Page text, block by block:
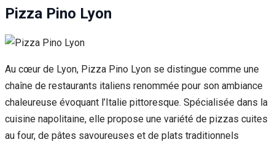
Pizza Pino Lyon
Au cœur de Lyon, Pizza Pino Lyon se distingue comme une
chaîne de restaurants italiens renommée pour son ambiance
chaleureuse évoquant l’Italie pittoresque. Spécialisée dans la
cuisine napolitaine, elle propose une variété de pizzas cuites
au four, de pâtes savoureuses et de plats traditionnels